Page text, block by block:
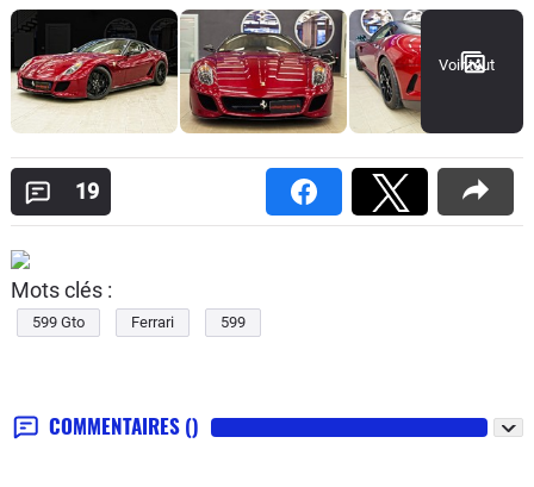
Voir tout
19
Mots clés :
599 Gto Ferrari 599
COMMENTAIRES ()